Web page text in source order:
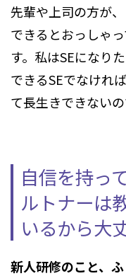
先輩や上司の方が
できるとおっしゃ
す。私はSEになり
できるSEでなけれ
て長生きできない
自信を持っ
ルトナーは
いるから大
新人研修のこと、ふ